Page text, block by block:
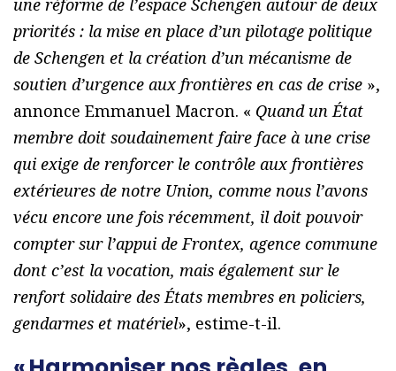
priorités : la mise en place d’un pilotage politique
de Schengen et la création d’un mécanisme de
soutien d’urgence aux frontières en cas de crise »,
annonce Emmanuel Macron. « Quand un État
membre doit soudainement faire face à une crise
qui exige de renforcer le contrôle aux frontières
extérieures de notre Union, comme nous l’avons
vécu encore une fois récemment, il doit pouvoir
compter sur l’appui de Frontex, agence commune
dont c’est la vocation, mais également sur le
renfort solidaire des États membres en policiers,
gendarmes et matériel», estime-t-il.